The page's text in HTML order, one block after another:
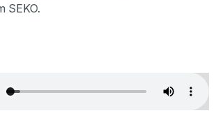
SEKO.